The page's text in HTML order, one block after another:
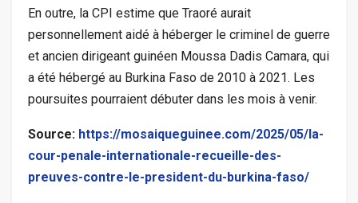
En outre, la CPI estime que Traoré aurait
personnellement aidé à héberger le criminel de guerre
et ancien dirigeant guinéen Moussa Dadis Camara, qui
a été hébergé au Burkina Faso de 2010 à 2021. Les
poursuites pourraient débuter dans les mois à venir.
Source: https://mosaiqueguinee.com/2025/05/la-
cour-penale-internationale-recueille-des-
preuves-contre-le-president-du-burkina-faso/